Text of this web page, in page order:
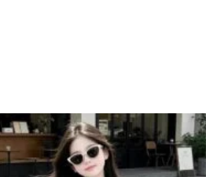
Add to
wishlist